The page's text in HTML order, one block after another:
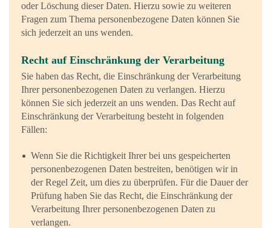
oder Löschung dieser Daten. Hierzu sowie zu weiteren
Fragen zum Thema personenbezogene Daten können Sie
sich jederzeit an uns wenden.
Recht auf Einschränkung der Verarbeitung
Sie haben das Recht, die Einschränkung der Verarbeitung
Ihrer personenbezogenen Daten zu verlangen. Hierzu
können Sie sich jederzeit an uns wenden. Das Recht auf
Einschränkung der Verarbeitung besteht in folgenden
Fällen:
Wenn Sie die Richtigkeit Ihrer bei uns gespeicherten
personenbezogenen Daten bestreiten, benötigen wir in
der Regel Zeit, um dies zu überprüfen. Für die Dauer der
Prüfung haben Sie das Recht, die Einschränkung der
Verarbeitung Ihrer personenbezogenen Daten zu
verlangen.